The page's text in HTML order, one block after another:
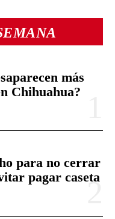
más
Chihuahua?
para no cerrar
pagar caseta